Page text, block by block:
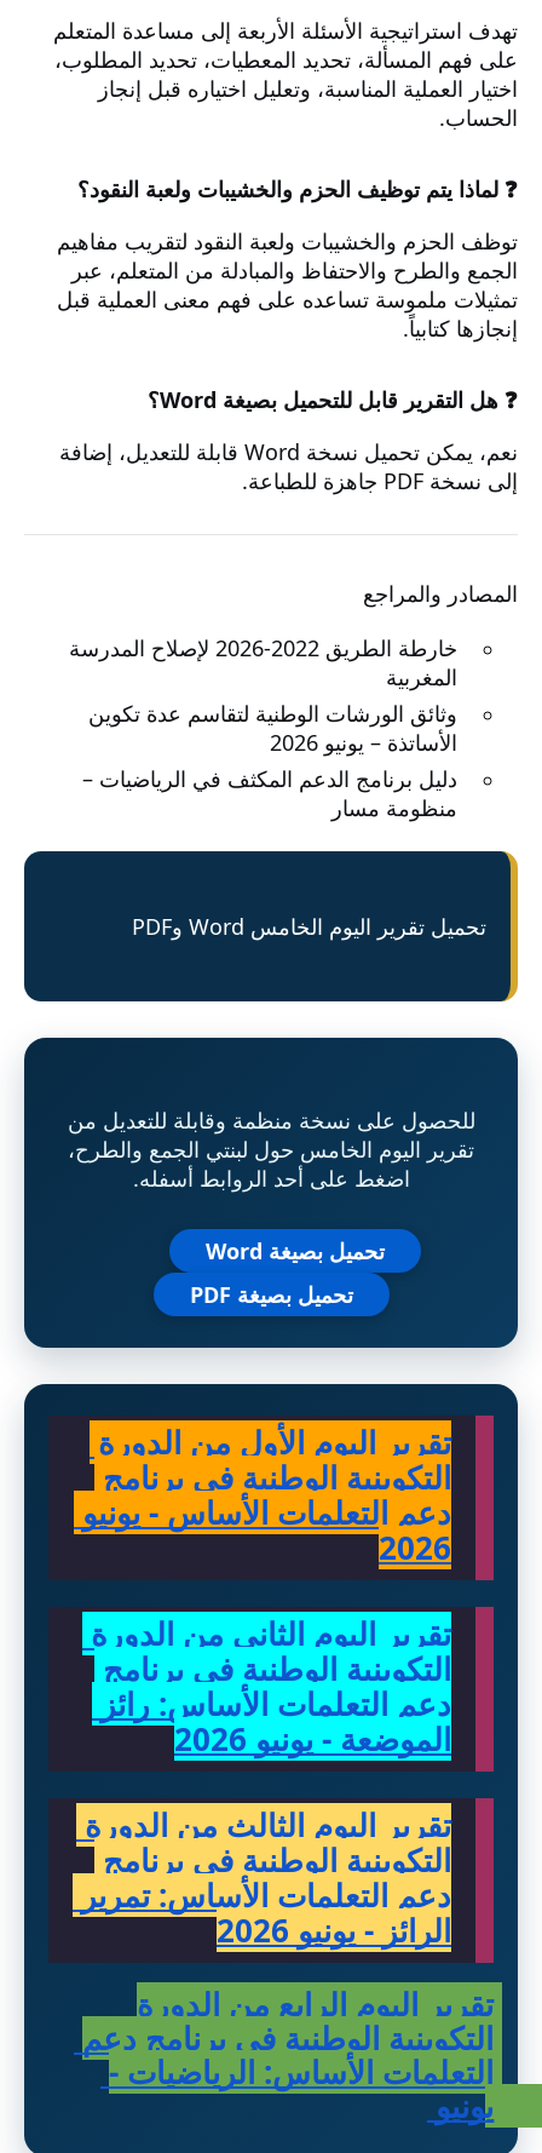
تهدف استراتيجية الأسئلة الأربعة إلى مساعدة المتعلم
على فهم المسألة، تحديد المعطيات، تحديد المطلوب،
اختيار العملية المناسبة، وتعليل اختياره قبل إنجاز
الحساب.
❓ لماذا يتم توظيف الحزم والخشيبات ولعبة النقود؟
توظف الحزم والخشيبات ولعبة النقود لتقريب مفاهيم
الجمع والطرح والاحتفاظ والمبادلة من المتعلم، عبر
تمثيلات ملموسة تساعده على فهم معنى العملية قبل
إنجازها كتابياً.
❓ هل التقرير قابل للتحميل بصيغة Word؟
نعم، يمكن تحميل نسخة Word قابلة للتعديل، إضافة
إلى نسخة PDF جاهزة للطباعة.
المصادر والمراجع
خارطة الطريق 2022-2026 لإصلاح المدرسة
المغربية
وثائق الورشات الوطنية لتقاسم عدة تكوين
الأساتذة – يونيو 2026
دليل برنامج الدعم المكثف في الرياضيات –
منظومة مسار
تحميل تقرير اليوم الخامس Word وPDF
للحصول على نسخة منظمة وقابلة للتعديل من
تقرير اليوم الخامس حول لبنتي الجمع والطرح،
اضغط على أحد الروابط أسفله.
تحميل بصيغة Word
تحميل بصيغة PDF
2026
الموضعة - يونيو 2026
الرائز - يونيو 2026
التعلمات الأساس: الرياضيات -
يونيو